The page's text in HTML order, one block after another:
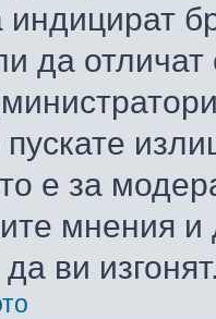
индицират
да
е за
мнения
ви